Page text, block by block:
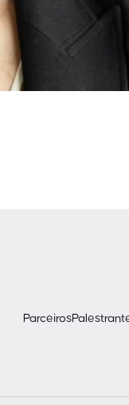
Parceiros